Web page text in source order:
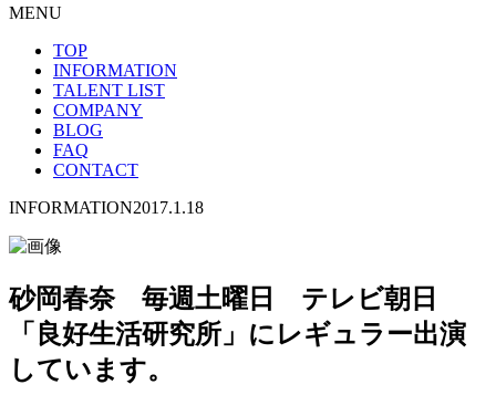
MENU
TOP
INFORMATION
TALENT LIST
COMPANY
BLOG
FAQ
CONTACT
INFORMATION2017.1.18
砂岡春奈 毎週土曜日 テレビ朝日
「良好生活研究所」にレギュラー出演
しています。